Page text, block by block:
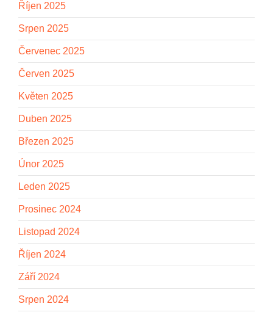
Říjen 2025
Srpen 2025
Červenec 2025
Červen 2025
Květen 2025
Duben 2025
Březen 2025
Únor 2025
Leden 2025
Prosinec 2024
Listopad 2024
Říjen 2024
Září 2024
Srpen 2024